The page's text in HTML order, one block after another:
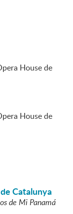
House de
House de
Catalunya
de Mi Panamá